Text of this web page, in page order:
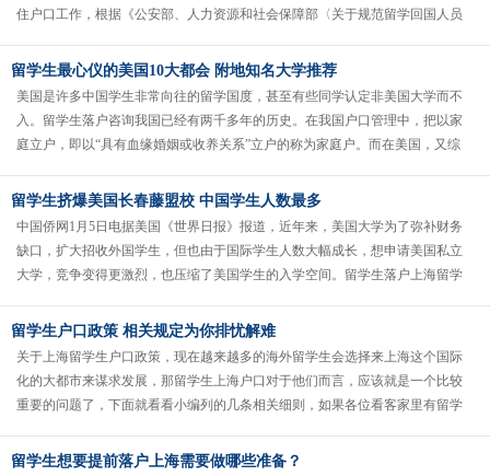
住户口工作，根据《公安部、人力资源和社会保障部〈关于规范留学回国人员
留学生最心仪的美国10大都会 附地知名大学推荐
美国是许多中国学生非常向往的留学国度，甚至有些同学认定非美国大学而不
入。留学生落户咨询我国已经有两千多年的历史。在我国户口管理中，把以家
庭立户，即以“具有血缘婚姻或收养关系”立户的称为家庭户。而在美国，又综
留学生挤爆美国长春藤盟校 中国学生人数最多
中国侨网1月5日电据美国《世界日报》报道，近年来，美国大学为了弥补财务
缺口，扩大招收外国学生，但也由于国际学生人数大幅成长，想申请美国私立
大学，竞争变得更激烈，也压缩了美国学生的入学空间。留学生落户上海留学
留学生户口政策 相关规定为你排忧解难
关于上海留学生户口政策，现在越来越多的海外留学生会选择来上海这个国际
化的大都市来谋求发展，那留学生上海户口对于他们而言，应该就是一个比较
重要的问题了，下面就看看小编列的几条相关细则，如果各位看客家里有留学
留学生想要提前落户上海需要做哪些准备？